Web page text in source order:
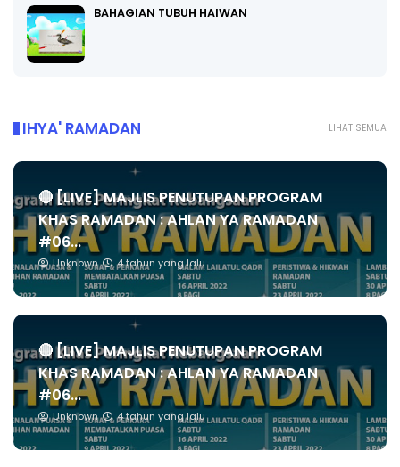
BAHAGIAN TUBUH HAIWAN
LIHAT SEMUA
IHYA' RAMADAN
🔴 [LIVE] MAJLIS PENUTUPAN PROGRAM
KHAS RAMADAN : AHLAN YA RAMADAN
#06...
Unknown 4 tahun yang lalu
🔴 [LIVE] MAJLIS PENUTUPAN PROGRAM
KHAS RAMADAN : AHLAN YA RAMADAN
#06...
Unknown 4 tahun yang lalu